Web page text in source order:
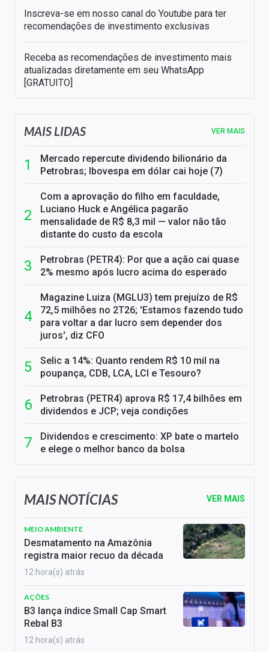
Inscreva-se em nosso canal do Youtube para ter
recomendações de investimento exclusivas
Receba as recomendações de investimento mais
atualizadas diretamente em seu WhatsApp
[GRATUITO]
MAIS LIDAS VER MAIS
Mercado repercute dividendo bilionário da
Petrobras; Ibovespa em dólar cai hoje (7)
Com a aprovação do filho em faculdade,
Luciano Huck e Angélica pagarão
mensalidade de R$ 8,3 mil — valor não tão
distante do custo da escola
Petrobras (PETR4): Por que a ação cai quase
2% mesmo após lucro acima do esperado
Magazine Luiza (MGLU3) tem prejuízo de R$
72,5 milhões no 2T26; 'Estamos fazendo tudo
para voltar a dar lucro sem depender dos
juros', diz CFO
Selic a 14%: Quanto rendem R$ 10 mil na
poupança, CDB, LCA, LCI e Tesouro?
Petrobras (PETR4) aprova R$ 17,4 bilhões em
dividendos e JCP; veja condições
Dividendos e crescimento: XP bate o martelo
e elege o melhor banco da bolsa
MAIS NOTÍCIAS VER MAIS
MEIO AMBIENTE
Desmatamento na Amazônia
registra maior recuo da década
12 hora(s) atrás
AÇÕES
B3 lança índice Small Cap Smart
Rebal B3
12 hora(s) atrás